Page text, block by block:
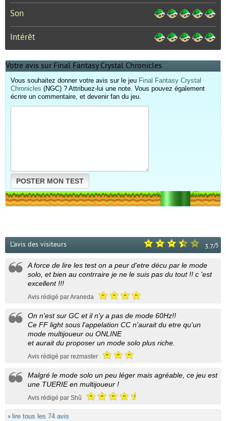
Son
Intérêt
Votre avis sur Final Fantasy Crystal Chronicles
Vous souhaitez donner votre avis sur le jeu Final Fantasy Crystal
Chronicles (NGC) ? Attribuez-lui une note. Vous pouvez également
écrire un commentaire, et devenir fan du jeu.
POSTER MON TEST
3.7/5
L'avis des visiteurs
A force de lire les test on a peur d'etre décu par le mode
solo, et bien au contrraire je ne le suis pas du tout !! c 'est
excellent !!!
Avis rédigé par Araneda
On n'est sur GC et il n'y a pas de mode 60Hz!!
Ce FF light sous l'appelation CC n'aurait du etre qu'un
mode multijoueur ou ONLINE
et aurait du proposer un mode solo plus riche.
Avis rédigé par rezmaster
Malgré le mode solo un peu léger mais agréable, ce jeu est
une TUERIE en multijoueur !
Avis rédigé par Shû
› lire tous les 74 avis